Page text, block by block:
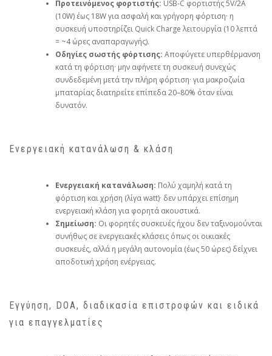
Προτεινόμενος φορτιστής: USB‑C φορτιστής 5V/2A
(10W) έως 18W για ασφαλή και γρήγορη φόρτιση· η
συσκευή υποστηρίζει Quick Charge λειτουργία (10 λεπτά
= ~4 ώρες αναπαραγωγής).
Οδηγίες σωστής φόρτισης: Αποφύγετε υπερθέρμανση
κατά τη φόρτιση· μην αφήνετε τη συσκευή συνεχώς
συνδεδεμένη μετά την πλήρη φόρτιση· για μακροζωία
μπαταρίας διατηρείτε επίπεδα 20–80% όταν είναι
δυνατόν.
Ενεργειακή κατανάλωση & κλάση
Ενεργειακή κατανάλωση: Πολύ χαμηλή κατά τη
φόρτιση και χρήση (λίγα watt)· δεν υπάρχει επίσημη
ενεργειακή κλάση για φορητά ακουστικά.
Σημείωση: Οι φορητές συσκευές ήχου δεν ταξινομούνται
συνήθως σε ενεργειακές κλάσεις όπως οι οικιακές
συσκευές, αλλά η μεγάλη αυτονομία (έως 50 ώρες) δείχνει
αποδοτική χρήση ενέργειας.
Εγγύηση, DOA, διαδικασία επιστροφών και ειδικά
για επαγγελματίες